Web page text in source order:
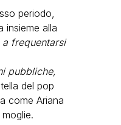
periodo,
insieme alla
frequentarsi
pubbliche,
del pop
come Ariana